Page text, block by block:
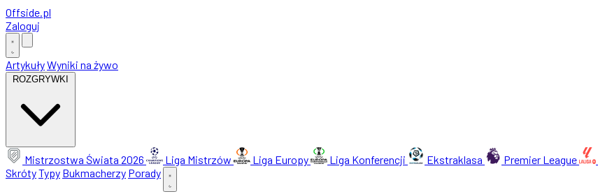
Offside.pl
Zaloguj
ArtykułyWyniki na żywo
ROZGRYWKI
Mistrzostwa Świata 2026 Liga Mistrzów Liga Europy Liga Konferencji Ekstraklasa Premier League
SkrótyTypy Bukmacherzy Porady